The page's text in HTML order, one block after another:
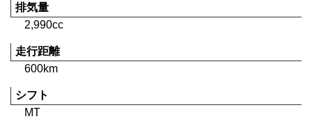
排気量
2,990cc
走行距離
600km
シフト
MT